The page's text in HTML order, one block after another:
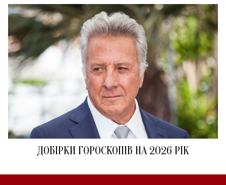
ДОБІРКИ ГОРОСКОПІВ НА 2026 РІК